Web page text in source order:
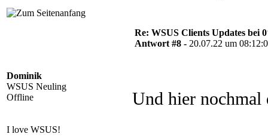
Dominik
WSUS Neuling
Offline
I love WSUS!
Re: WSUS Clients Updates bei
Antwort #8 - 20.07.22 um
Und hier nochmal